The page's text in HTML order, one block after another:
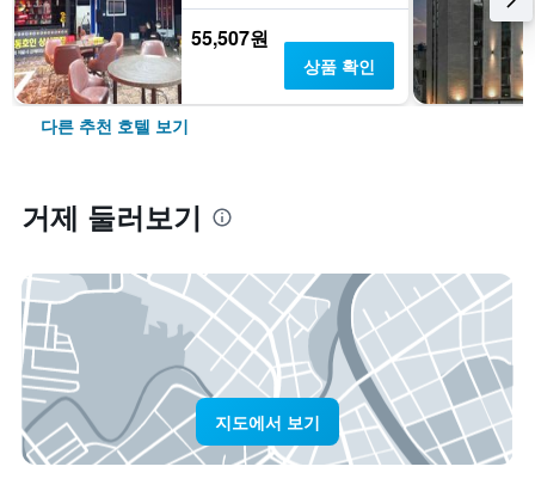
55,507원
상품 확인
다른 추천 호텔 보기
거제 둘러보기
지도에서 보기